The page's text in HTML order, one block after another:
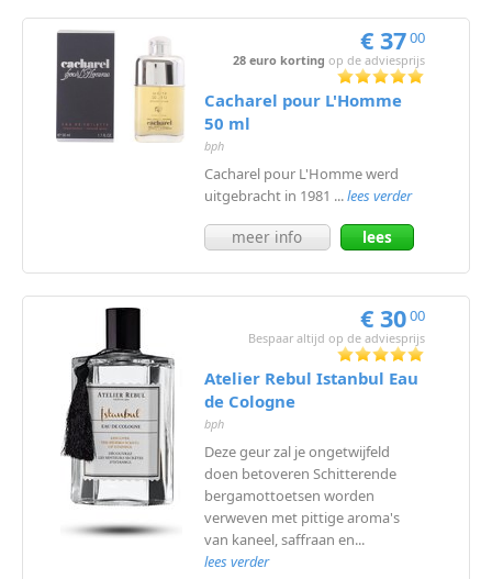
€ 3700
28 euro korting op de adviesprijs
Cacharel pour L'Homme
50 ml
bph
Cacharel pour L'Homme werd
uitgebracht in 1981 ...lees verder
meer info
lees
€ 3000
Bespaar altijd op de adviesprijs
Atelier Rebul Istanbul Eau
de Cologne
bph
Deze geur zal je ongetwijfeld
doen betoveren Schitterende
bergamottoetsen worden
verweven met pittige aroma's
van kaneel, saffraan en...
lees verder